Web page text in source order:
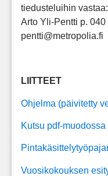
tiedusteluihin vastaa:
Arto Yli-Pentti p.
pentti@metropolia.fi
LIITTEET
Ohjelma (päivitetty
Kutsu pdf-muodossa
Vuosikokouksen